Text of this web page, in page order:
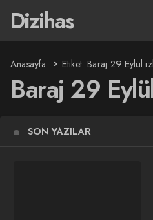
Dizihas
Anasayfa Etiket: Baraj 29 Eylül
Baraj 29
SON YAZILAR